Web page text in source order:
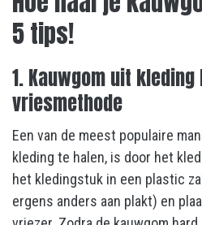
5 tips!
1. Kauwgom uit
vriesmethode
Een van de meest populaire
kleding te halen, is door het
het kledingstuk in een plastic
ergens anders aan plakt) en